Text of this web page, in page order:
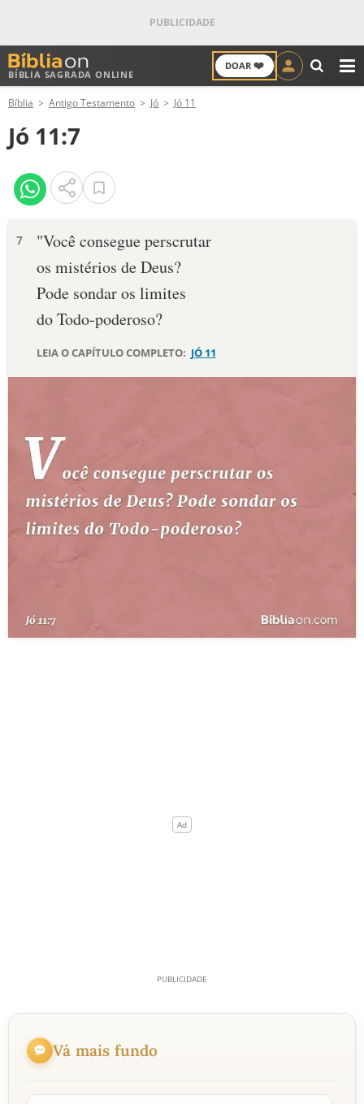
BÍBLIA SAGRADA ONLINE
DOAR ❤️
ANTIGO TESTAMENTO
NOVO TESTAMENTO
VERSÍCULOS
PALAVRA DO DIA
SALMO DO DIA
DEVOCIONAL DIÁRIO
ESTUDOS BÍBLICOS
ESBOÇOS DE PREGAÇÃO
TEMAS
PERGUNTE À BÍBLIA
QUEM SOMOS
Bíblia Antigo Testamento Jó Jó 11
Jó 11:7
7
"Você consegue perscrutar
os mistérios de Deus?
Pode sondar os limites
do Todo-poderoso?
LEIA O CAPÍTULO COMPLETO: JÓ 11
Vá mais fundo